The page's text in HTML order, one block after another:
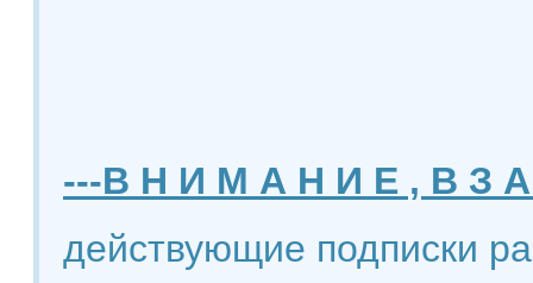
---В Н И М А Н И Е , В З
действующие подписки